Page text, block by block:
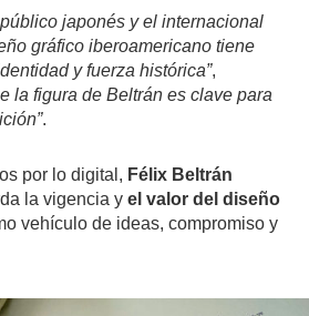
japonés y el internacional
gráfico iberoamericano tiene
y fuerza histórica”,
la figura de Beltrán es clave para
.
por lo digital, Félix Beltrán
la vigencia yel valor del diseño
vehículo de ideas, compromiso y